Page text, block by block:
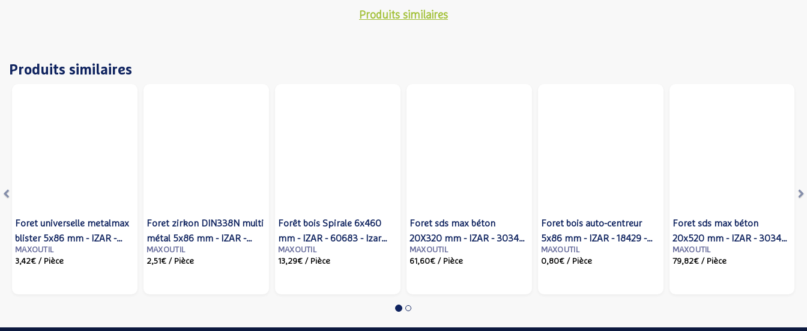
Produits similaires
Produits similaires
Foret universelle metalmax
blister 5x86 mm - IZAR -
80114 - Izar cutting tools
MAXOUTIL
3,42€ / Pièce
Foret zirkon DIN338N multi
métal 5x86 mm - IZAR -
14758 - Izar cutting tools
MAXOUTIL
2,51€ / Pièce
Forêt bois Spirale 6x460
mm - IZAR - 60683 - Izar
cutting tools
MAXOUTIL
13,29€ / Pièce
Foret sds max béton
20X320 mm - IZAR - 30343
- Izar cutting tools
MAXOUTIL
61,60€ / Pièce
Foret bois auto-centreur
5x86 mm - IZAR - 18429 -
Izar cutting tools
MAXOUTIL
0,80€ / Pièce
Foret sds max béton
20x520 mm - IZAR - 30344
- Maxoutil
MAXOUTIL
79,82€ / Pièce